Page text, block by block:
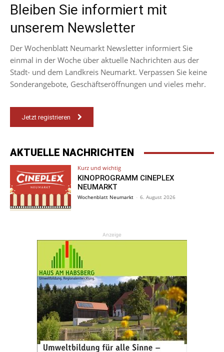
Bleiben Sie informiert mit
unserem Newsletter
Der Wochenblatt Neumarkt Newsletter informiert Sie
einmal in der Woche über aktuelle Nachrichten aus der
Stadt- und dem Landkreis Neumarkt. Verpassen Sie keine
Sonderangebote, Geschäftseröffnungen und vieles mehr.
Jetzt registrieren
AKTUELLE NACHRICHTEN
Kurz und wichtig
KINOPROGRAMM CINEPLEX
NEUMARKT
Wochenblatt Neumarkt - 6. August 2026
Anzeige